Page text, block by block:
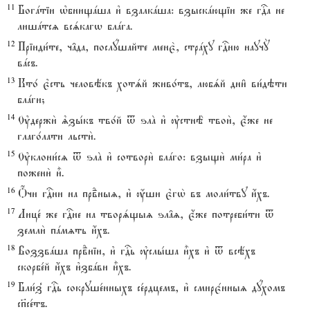
11 Богaтіи њбнищaша и3 взалкaша: взыскaющіи же гDа не
лишaтсz всsкагw блaга.
12 Пріиди1те, ч†да, послyшайте менє2, стрaху гDню научY
вaсъ.
13 Кто1 є3сть человёкъ хотsй живо1тъ, любsй дни6 ви1дэти
блaги;
14 Ўдержи2 љзы1къ тво1й t ѕлA и3 ўстнЁ твои2, є4же не
глаго1лати льсти2.
15 Ўклони1сz t ѕлA и3 сотвори2 блaго: взыщи2 ми1ра и3
пожени2 и5.
16 Џчи гDни на првdныz, и3 ќши є3гw2 въ моли1тву и4хъ.
17 Лице1 же гDне на творsщыz ѕл†z, є4же потреби1ти t
земли2 пaмzть и4хъ.
18 Воззвaша првdніи, и3 гDь ўслы1ша и5хъ и3 t всёхъ
скорбе1й и4хъ и3збaви и5хъ.
19 Бли1з8 гDь сокруше1нныхъ се1рдцемъ, и3 смирє1нныz дyхомъ
сп7се1тъ.